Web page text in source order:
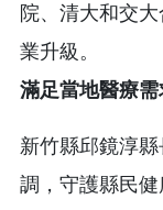
院、清大和交
業升級。
滿足當地醫療
新竹縣邱鏡淳
調，守護縣民